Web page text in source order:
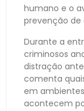
humano e o
prevenção de
Durante a
criminosos
distração
comenta
em
acontecem